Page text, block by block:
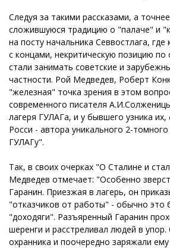
Следуя за такими рассказами, а
сложившуюся традицию о "палаче" и
на посту начальника Севвостлага, где
с концами, некритическую позицию
стали занимать советские и
частности. Рой Медведев, Роберт
"железная" точка зрения в этом
современного писателя
лагеря ГУЛАГа, и у бывшего узника
Росси - автора уникального 2-
ГУЛАГу".
Так, в своих очерках "О Сталине и
Медведев отмечает: "Особенно
Гаранин. Приезжая в лагерь, он
"отказчиков от работы" - обычно это
"доходяги". Разъяренный Гаранин
шеренги и расстреливал людей в
охранника и поочередно заряжали